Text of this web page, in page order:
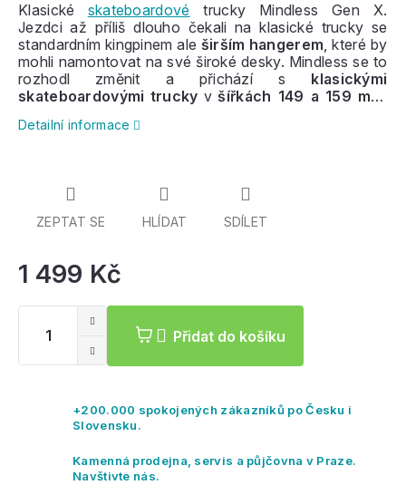
1 499 Kč
Přidat do košíku
Klasické skateboardové trucky Mindless Gen X.
Jezdci až příliš dlouho čekali na klasické trucky se
standardním kingpinem ale širším hangerem, které by
mohli namontovat na své široké desky. Mindless se to
rozhodl změnit a přichází s klasickými
skateboardovými trucky v šířkách 149 a 159 mm
odlité zkvalitního hliníku T6
Detailní informace
ZEPTAT SE HLÍDAT SDÍLET
+200.000 spokojených zákazníků po Česku i
Slovensku.
Kamenná prodejna, servis a půjčovna v Praze.
Navštivte nás.